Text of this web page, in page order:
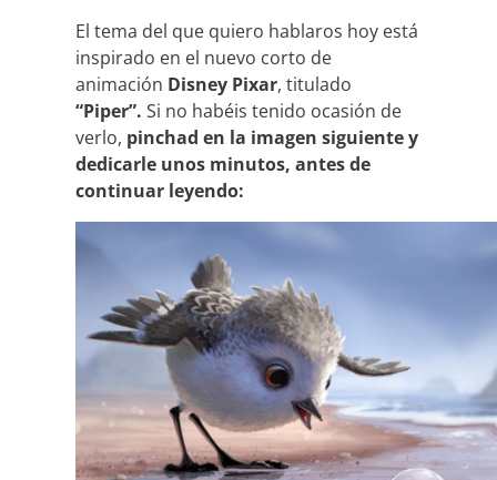
El tema del que quiero hablaros hoy está
inspirado en el nuevo corto de
animación Disney Pixar, titulado
“Piper”. Si no habéis tenido ocasión de
verlo, pinchad en la imagen siguiente y
dedicarle unos minutos, antes de
continuar leyendo: